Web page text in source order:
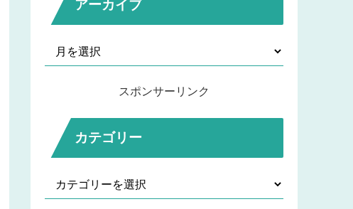
アーカイブ
スポンサーリンク
カテゴリー